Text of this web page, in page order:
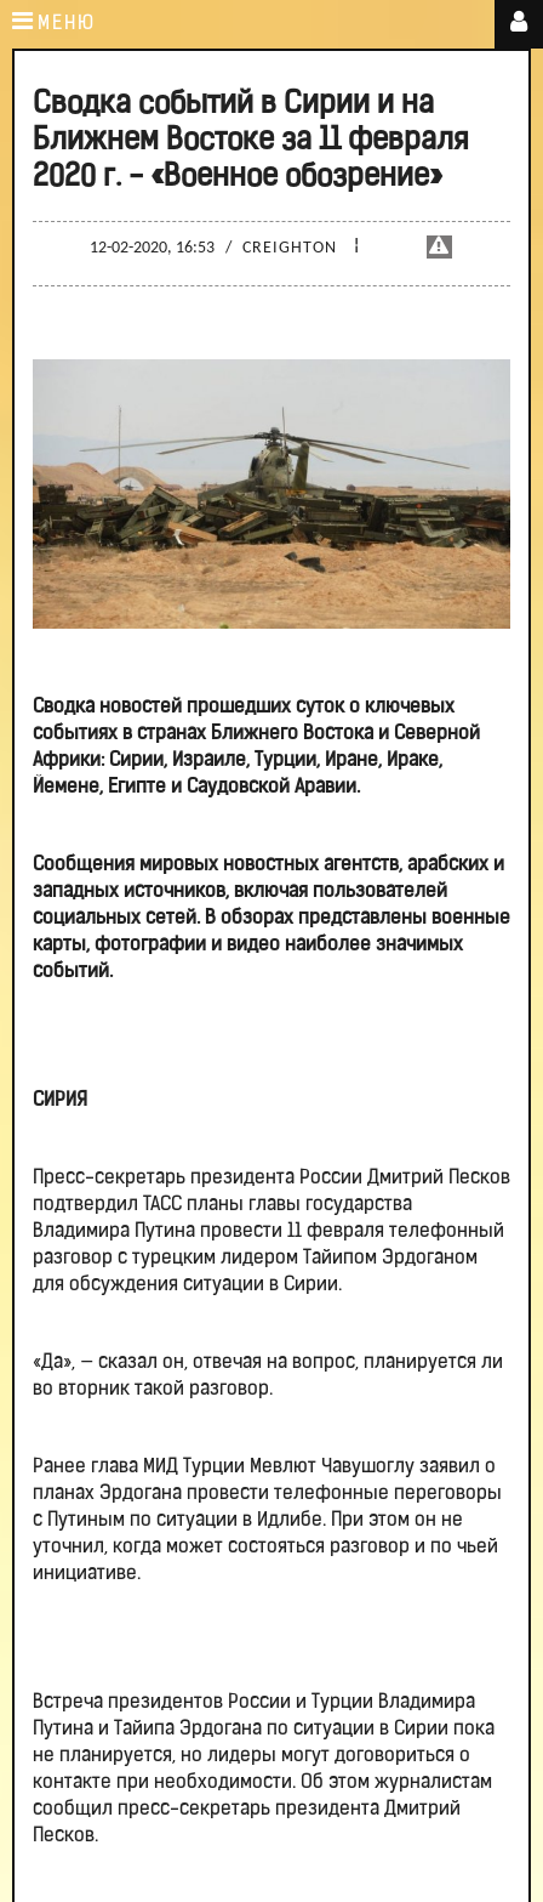
МЕНЮ
Сводка событий в Сирии и на
Ближнем Востоке за 11 февраля
2020 г. - «Военное обозрение»
12-02-2020, 16:53 / CREIGHTON ¦
Сводка новостей прошедших суток о ключевых
событиях в странах Ближнего Востока и Северной
Африки: Сирии, Израиле, Турции, Иране, Ираке,
Йемене, Египте и Саудовской Аравии.
Сообщения мировых новостных агентств, арабских и
западных источников, включая пользователей
социальных сетей. В обзорах представлены военные
карты, фотографии и видео наиболее значимых
событий.
СИРИЯ
Пресс-секретарь президента России Дмитрий Песков
подтвердил ТАСС планы главы государства
Владимира Путина провести 11 февраля телефонный
разговор с турецким лидером Тайипом Эрдоганом
для обсуждения ситуации в Сирии.
«Да», — сказал он, отвечая на вопрос, планируется ли
во вторник такой разговор.
Ранее глава МИД Турции Мевлют Чавушоглу заявил о
планах Эрдогана провести телефонные переговоры
с Путиным по ситуации в Идлибе. При этом он не
уточнил, когда может состояться разговор и по чьей
инициативе.
Встреча президентов России и Турции Владимира
Путина и Тайипа Эрдогана по ситуации в Сирии пока
не планируется, но лидеры могут договориться о
контакте при необходимости. Об этом журналистам
сообщил пресс-секретарь президента Дмитрий
Песков.